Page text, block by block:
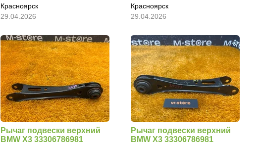
Красноярск
29.04.2026
Красноярск
29.04.2026
Рычаг подвески верхний
BMW X3 33306786981
Рычаг подвески верхний
BMW X3 33306786981